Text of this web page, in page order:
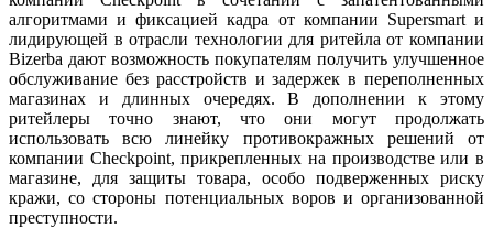
алгоритмами и фиксацией кадра от компании Supersmart и
лидирующей в отрасли технологии для ритейла от компании
Bizerba дают возможность покупателям получить улучшенное
обслуживание без расстройств и задержек в переполненных
магазинах и длинных очередях. В дополнении к этому
ритейлеры точно знают, что они могут продолжать
использовать всю линейку противокражных решений от
компании Checkpoint, прикрепленных на производстве или в
магазине, для защиты товара, особо подверженных риску
кражи, со стороны потенциальных воров и организованной
преступности.